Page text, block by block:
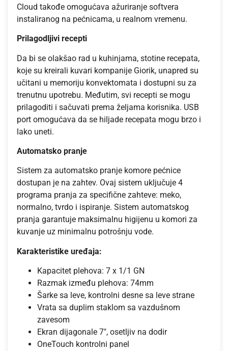
Cloud takođe omogućava ažuriranje softvera
instaliranog na pećnicama, u realnom vremenu.
Prilagodljivi recepti
Da bi se olakšao rad u kuhinjama, stotine recepata,
koje su kreirali kuvari kompanije Giorik, unapred su
učitani u memoriju konvektomata i dostupni su za
trenutnu upotrebu. Međutim, svi recepti se mogu
prilagoditi i sačuvati prema željama korisnika. USB
port omogućava da se hiljade recepata mogu brzo i
lako uneti.
Automatsko pranje
Sistem za automatsko pranje komore pećnice
dostupan je na zahtev. Ovaj sistem uključuje 4
programa pranja za specifične zahteve: meko,
normalno, tvrdo i ispiranje. Sistem automatskog
pranja garantuje maksimalnu higijenu u komori za
kuvanje uz minimalnu potrošnju vode.
Karakteristike uređaja:
Kapacitet plehova: 7 x 1/1 GN
Razmak između plehova: 74mm
Šarke sa leve, kontrolni desne sa leve strane
Vrata sa duplim staklom sa vazdušnom
zavesom
Ekran dijagonale 7″, osetljiv na dodir
OneTouch kontrolni panel